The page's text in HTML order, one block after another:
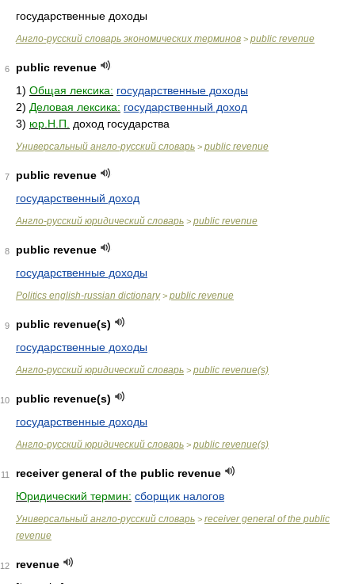
государственные доходы
Англо-русский словарь экономических терминов > public revenue
6
public revenue
1) Общая лексика: государственные доходы
2) Деловая лексика: государственный доход
3) юр.Н.П. доход государства
Универсальный англо-русский словарь > public revenue
7
public revenue
государственный доход
Англо-русский юридический словарь > public revenue
8
public revenue
государственные доходы
Politics english-russian dictionary> public revenue
9
public revenue(s)
государственные доходы
Англо-русский юридический словарь > public revenue(s)
10
public revenue(s)
государственные доходы
Англо-русский юридический словарь > public revenue(s)
11
receiver general of the public revenue
Юридический термин: сборщик налогов
Универсальный англо-русский словарь > receiver general of the public
revenue
12
revenue